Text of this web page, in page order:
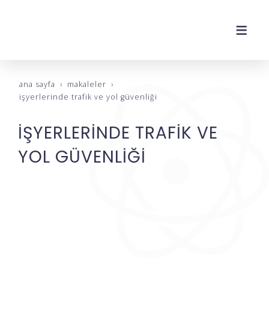
ana sayfa
makaleler
i̇şyerleri̇nde trafi̇k ve yol güvenli̇ği̇
İŞYERLERİNDE TRAFİK VE
YOL GÜVENLİĞİ